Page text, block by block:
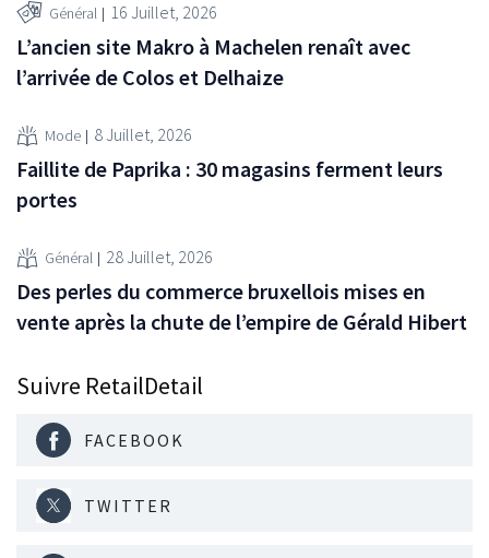
Général 16 Juillet, 2026
L’ancien site Makro à Machelen renaît avec
l’arrivée de Colos et Delhaize
Mode 8 Juillet, 2026
Faillite de Paprika : 30 magasins ferment leurs
portes
Général 28 Juillet, 2026
Des perles du commerce bruxellois mises en
vente après la chute de l’empire de Gérald Hibert
Suivre RetailDetail
FACEBOOK
TWITTER